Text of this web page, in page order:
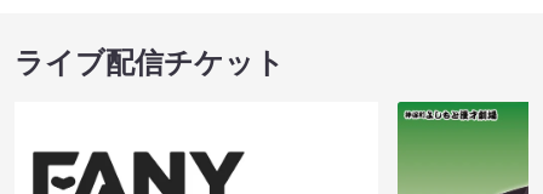
ライブ配信チケット